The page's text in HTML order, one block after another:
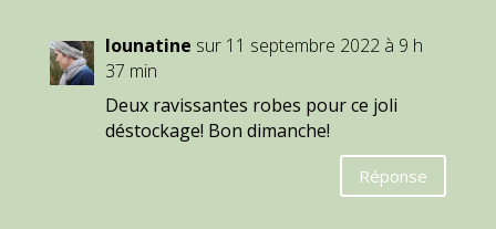
lounatine sur 11 septembre 2022 à 9 h
37 min
Deux ravissantes robes pour ce joli
déstockage! Bon dimanche!
Réponse